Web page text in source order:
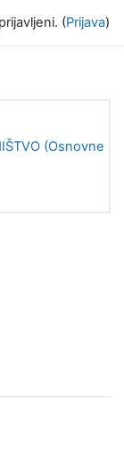
(Prijava)
(Osnovne